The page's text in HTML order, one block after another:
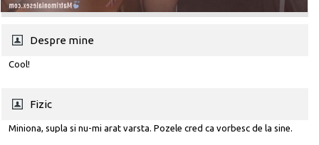
Despre mine
Cool!
Fizic
Miniona, supla si nu-mi arat varsta. Pozele cred ca vorbesc de la sine.